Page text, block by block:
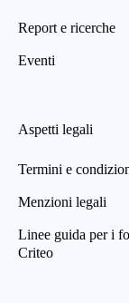
Report e ricerche
Eventi
Aspetti legali
Termini e
Menzioni legali
Linee guida per i
Criteo